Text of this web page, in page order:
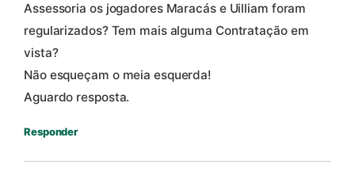
Assessoria os jogadores Maracás e Uilliam foram
regularizados? Tem mais alguma Contratação em
vista?
Não esqueçam o meia esquerda!
Aguardo resposta.
Responder